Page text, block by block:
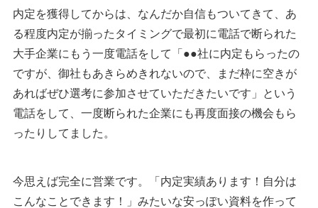
内定を獲得してからは、なんだか自信もついてきて、あ
る程度内定が揃ったタイミングで最初に電話で断られた
大手企業にもう一度電話をして「●●社に内定もらったの
ですが、御社もあきらめきれないので、まだ枠に空きが
あればぜひ選考に参加させていただきたいです」という
電話をして、一度断られた企業にも再度面接の機会もら
ったりしてました。
今思えば完全に営業です。「内定実績あります！自分は
こんなことできます！」みたいな安っぽい資料を作って